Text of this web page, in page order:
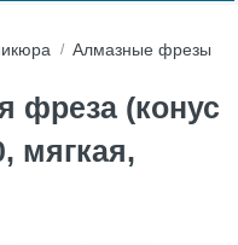
Алмазные фрезы
фреза (конус
мягкая,